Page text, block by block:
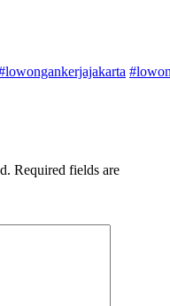
Required fields are